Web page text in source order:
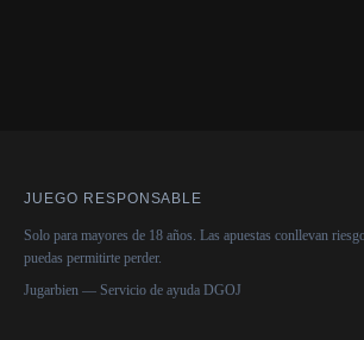
JUEGO RESPONSABLE
Solo para mayores de 18 años. Las apuestas conllevan
puedas permitirte perder.
Jugarbien — Servicio de ayuda DGOJ